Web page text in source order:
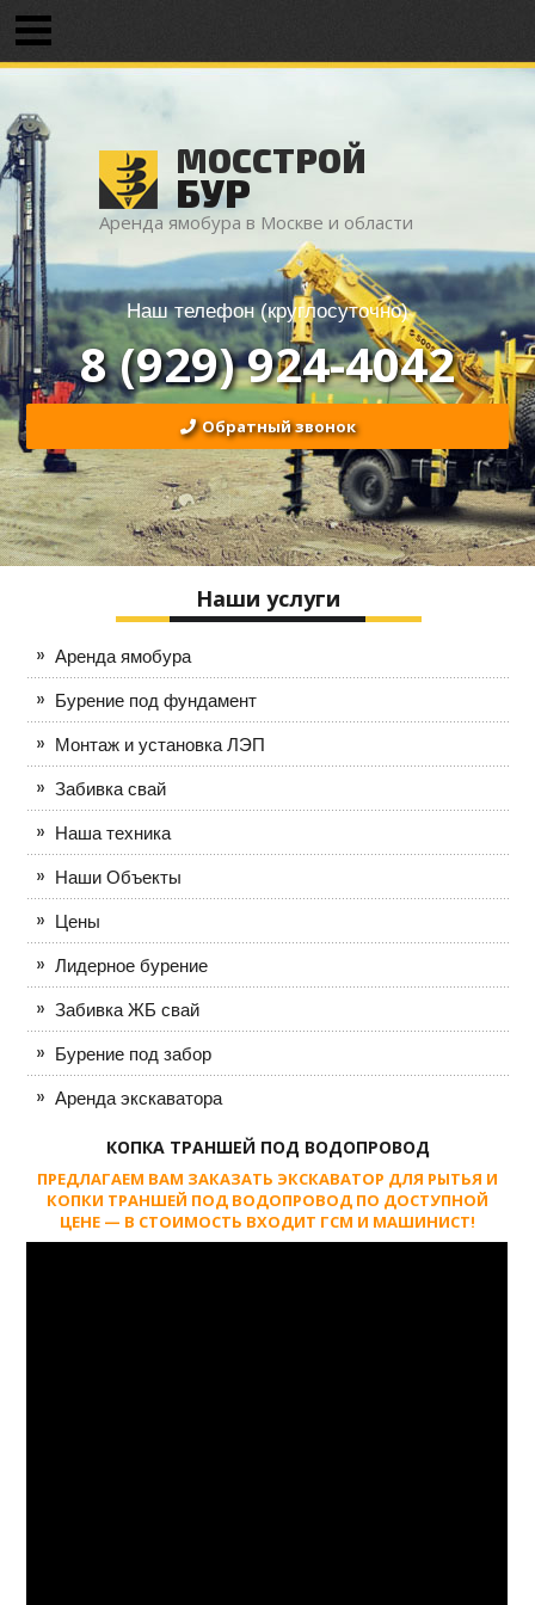
МОССТРОЙ
БУР
Аренда ямобура в Москве и области
Наш телефон (круглосуточно)
8 (929) 924-4042
Обратный звонок
Наши услуги
Аренда ямобура
Бурение под фундамент
Монтаж и установка ЛЭП
Забивка свай
Наша техника
Наши Объекты
Цены
Лидерное бурение
Забивка ЖБ свай
Бурение под забор
Аренда экскаватора
КОПКА ТРАНШЕЙ ПОД ВОДОПРОВОД
ПРЕДЛАГАЕМ ВАМ ЗАКАЗАТЬ ЭКСКАВАТОР ДЛЯ РЫТЬЯ И
КОПКИ ТРАНШЕЙ ПОД ВОДОПРОВОД ПО ДОСТУПНОЙ
ЦЕНЕ — В СТОИМОСТЬ ВХОДИТ ГСМ И МАШИНИСТ!